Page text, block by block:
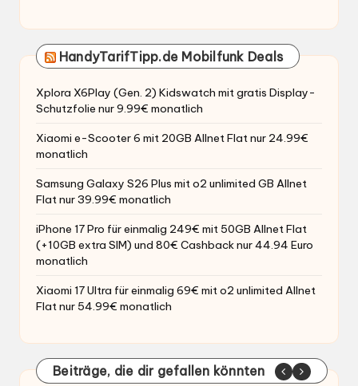
HandyTarifTipp.de Mobilfunk Deals
Xplora X6Play (Gen. 2) Kidswatch mit gratis Display-
Schutzfolie nur 9.99€ monatlich
Xiaomi e-Scooter 6 mit 20GB Allnet Flat nur 24.99€
monatlich
Samsung Galaxy S26 Plus mit o2 unlimited GB Allnet
Flat nur 39.99€ monatlich
iPhone 17 Pro für einmalig 249€ mit 50GB Allnet Flat
(+10GB extra SIM) und 80€ Cashback nur 44.94 Euro
monatlich
Xiaomi 17 Ultra für einmalig 69€ mit o2 unlimited Allnet
Flat nur 54.99€ monatlich
Beiträge, die dir gefallen könnten